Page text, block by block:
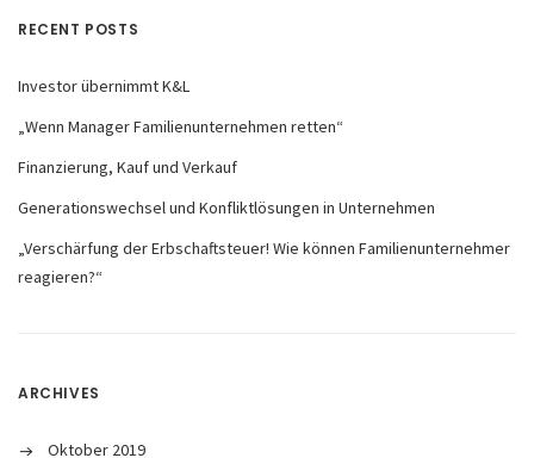
RECENT POSTS
Investor übernimmt K&L
„Wenn Manager Familienunternehmen retten“
Finanzierung, Kauf und Verkauf
Generationswechsel und Konfliktlösungen in Unternehmen
„Verschärfung der Erbschaftsteuer! Wie können Familienunternehmer
reagieren?“
ARCHIVES
Oktober 2019